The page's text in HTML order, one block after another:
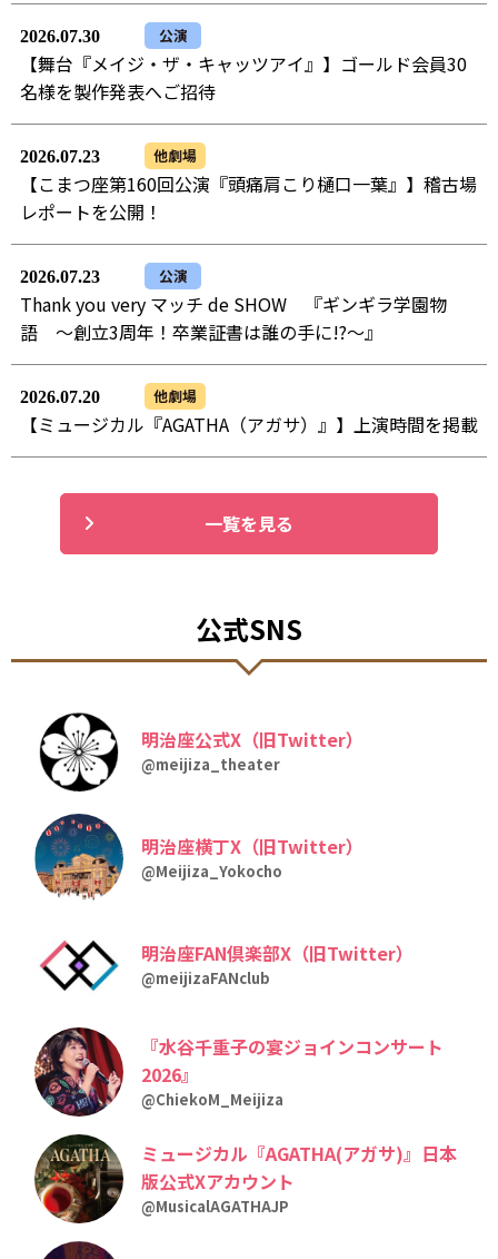
2026.07.30 公演
【舞台『メイジ・ザ・キャッツアイ』】ゴールド会員30
名様を製作発表へご招待
2026.07.23 他劇場
【こまつ座第160回公演『頭痛肩こり樋口一葉』】稽古場
レポートを公開！
2026.07.23 公演
Thank you very マッチ de SHOW 『ギンギラ学園物
語 ～創立3周年！卒業証書は誰の手に!?～』
2026.07.20 他劇場
【ミュージカル『AGATHA（アガサ）』】上演時間を掲載
一覧を見る
公式SNS
明治座公式X（旧Twitter）
@meijiza_theater
明治座横丁X（旧Twitter）
@Meijiza_Yokocho
明治座FAN倶楽部X（旧Twitter）
@meijizaFANclub
『水谷千重子の宴ジョインコンサート
2026』
@ChiekoM_Meijiza
ミュージカル『AGATHA(アガサ)』日本
版公式Xアカウント
@MusicalAGATHAJP